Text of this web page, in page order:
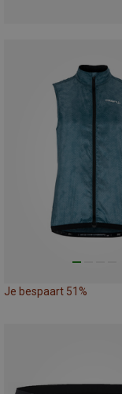
Je bespaart 51%